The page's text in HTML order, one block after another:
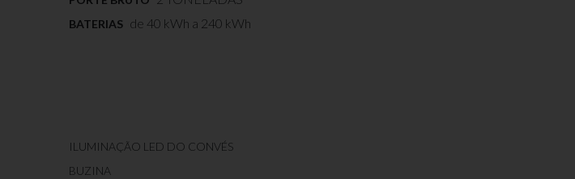
BATERIAS de 40 kWh a 240 kWh
ILUMINAÇÃO LED DO CONVÉS
BUZINA